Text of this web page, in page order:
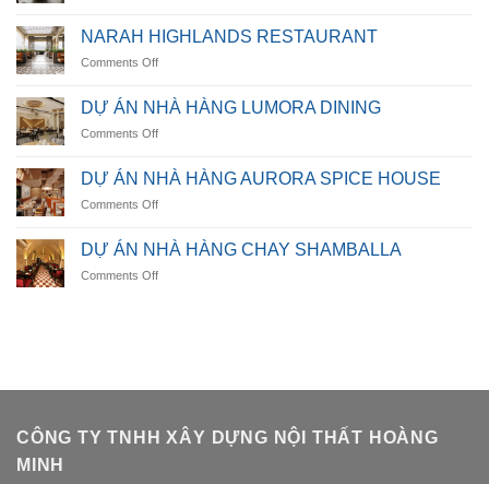
LUMIÈRE
RESIDENCE
NARAH HIGHLANDS RESTAURANT
Comments Offon
HIGHLANDS
RESTAURANT
DỰ ÁN NHÀ HÀNG LUMORA DINING
Comments Offon
ÁN
NHÀ
HÀNG
DINING
DỰ ÁN NHÀ HÀNG AURORA SPICE HOUSE
Comments Offon
ÁN
NHÀ
HÀNG
DỰ ÁN NHÀ HÀNG CHAY SHAMBALLA
Comments Offon
CÔNG TY TNHH XÂY DỰNG NỘI THẤT HOÀNG
MINH